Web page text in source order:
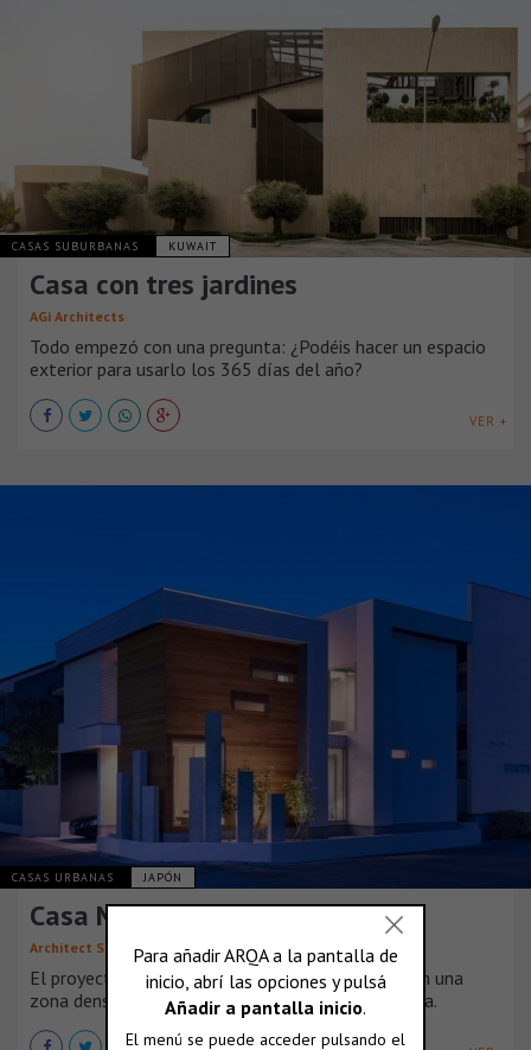
CASAS SUBURBANAS KUWAIT
Casa con tres jardines
AGi Architects
Todo empezó con una pregunta: ¿Podéis hacer un espacio
exterior para usarlo los 365 días del año?
VER +
CASAS URBANAS JAPÓN
Casa M10: vivienda con objetos
Architect Show
El proyecto se encuentra en un lote en esquina, en una
zona densamente poblada en la ciudad de Fukuoka.